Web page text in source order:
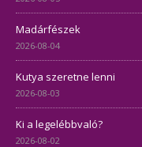
Madárfészek
2026-08-04
Kutya szeretne lenni
2026-08-03
Ki a legelébbvaló?
2026-08-02